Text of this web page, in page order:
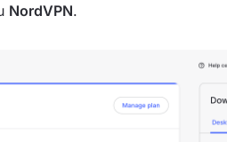
NordVPN.